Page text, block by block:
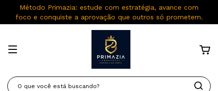
Método Primazia: estude com estratégia, avance com
foco e conquiste a aprovação que outros só prometem.